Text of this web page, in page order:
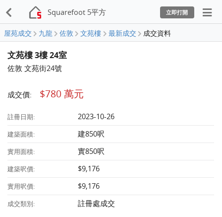
Squarefoot 5平方 立即打開
屋苑成交 九龍 佐敦 文苑樓 最新成交 成交資料
文苑樓 3樓 24室
佐敦 文苑街24號
成交價: $780 萬元
註冊日期: 2023-10-26
建築面積: 建850呎
實用面積: 實850呎
建築呎價: $9,176
實用呎價: $9,176
成交類別: 註冊處成交